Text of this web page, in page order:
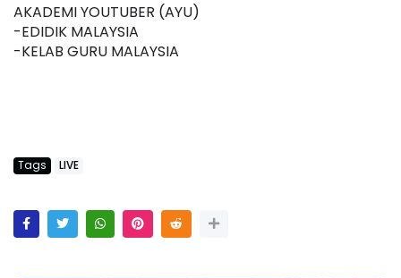
AKADEMI YOUTUBER (AYU)
-EDIDIK MALAYSIA
-KELAB GURU MALAYSIA
Tags LIVE